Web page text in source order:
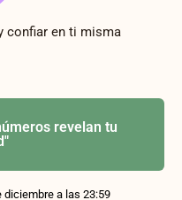
confiar en ti misma
revelan tu
diciembre a las 23:59